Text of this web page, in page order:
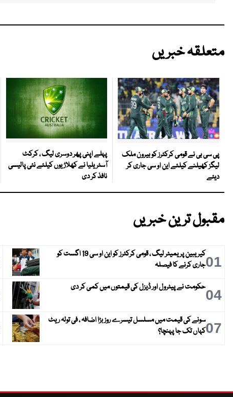
متعلقہ خبریں
پی سی بی نے قومی کرکٹرز کو بیرون ملک
لیگز کھیلنے کیلئے این او سی جاری کر
دیئے
پہلے اپنی پھر دوسری لیگ ، کرکٹ
آسٹریلیا نے کھلاڑیوں کیلئے نئی پالیسی
نافذ کر دی
مقبول ترین خبریں
01
کیریبین پریمیئر لیگ ، قومی کرکٹرز کو این او سی 19 اگست کو
جاری کرنے کا فیصلہ
04حکومت نے پیٹرول اور ڈیزل کی قیمتوں میں کمی کر دی
07سونے کی قیمت میں مسلسل تیسرے روز بڑا اضافہ ، فی تولہ ریٹ
کہاں تک جا پہنچا؟